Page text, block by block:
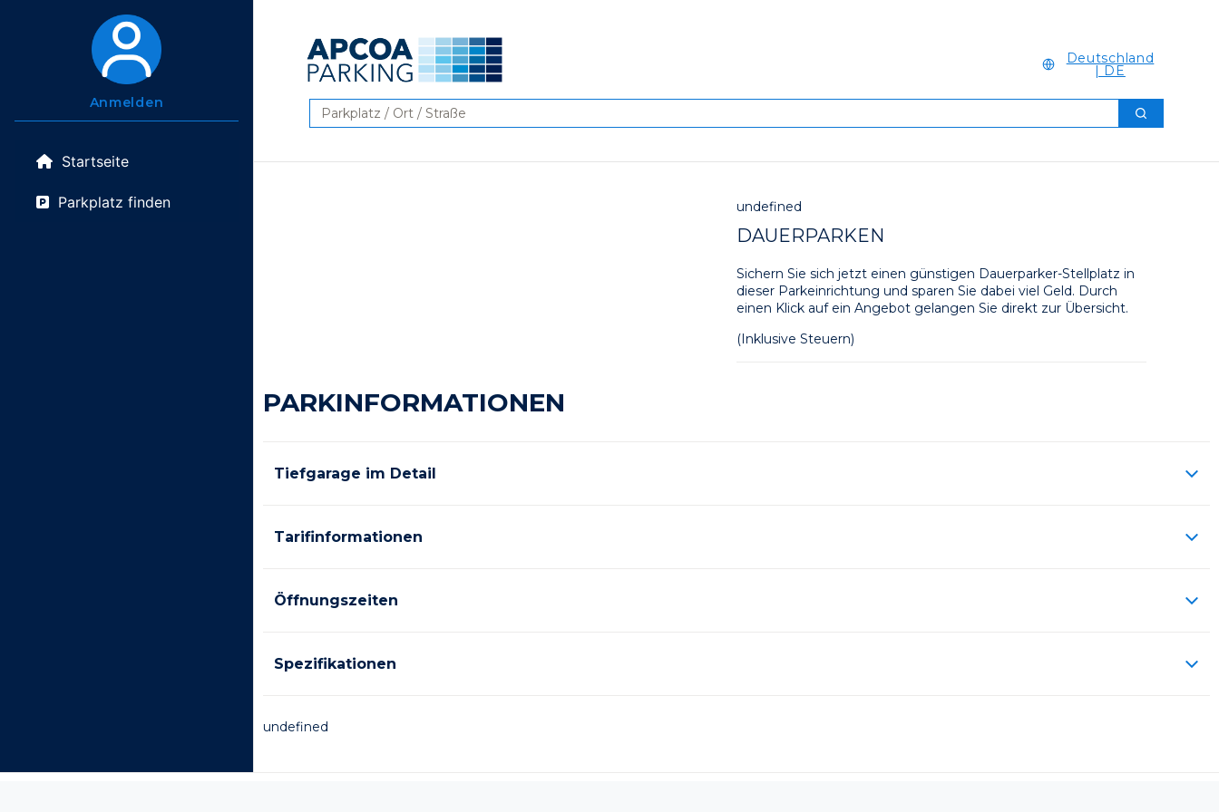
Anmelden
Startseite
Parkplatz finden
Deutschland
| DE
Suchen
Suchen
undefined
DAUERPARKEN
Sichern Sie sich jetzt einen günstigen Dauerparker-Stellplatz in
dieser Parkeinrichtung und sparen Sie dabei viel Geld. Durch
einen Klick auf ein Angebot gelangen Sie direkt zur Übersicht.
(Inklusive Steuern)
PARKINFORMATIONEN
Tiefgarage im Detail
Tarifinformationen
Öffnungszeiten
Spezifikationen
undefined